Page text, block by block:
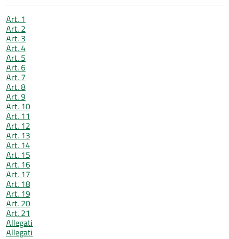
Art. 1
Art. 2
Art. 3
Art. 4
Art. 5
Art. 6
Art. 7
Art. 8
Art. 9
Art. 10
Art. 11
Art. 12
Art. 13
Art. 14
Art. 15
Art. 16
Art. 17
Art. 18
Art. 19
Art. 20
Art. 21
Allegati
Allegati